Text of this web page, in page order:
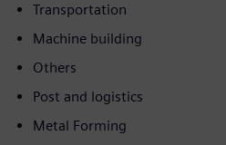
Transportation
Machine building
Others
Post and logistics
Metal Forming